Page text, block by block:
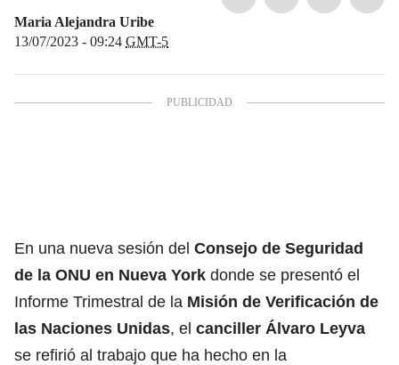
Maria Alejandra Uribe
13/07/2023 - 09:24 GMT-5
En una nueva sesión del Consejo de Seguridad
de la ONU en Nueva York donde se presentó el
Informe Trimestral de la Misión de Verificación de
las Naciones Unidas, el canciller Álvaro Leyva
se refirió al trabajo que ha hecho en la